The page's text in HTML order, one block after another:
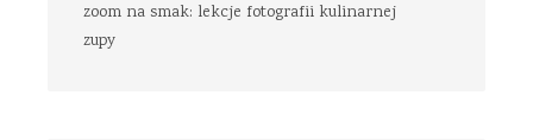
zoom na smak: lekcje fotografii kulinarnej
zupy